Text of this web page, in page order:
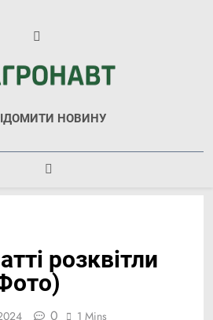
Українського Агробізнесу
НОВИНУ
розквітли
0 1 Mins